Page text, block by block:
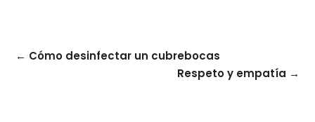
← Cómo desinfectar un cubrebocas
Respeto y empatía →